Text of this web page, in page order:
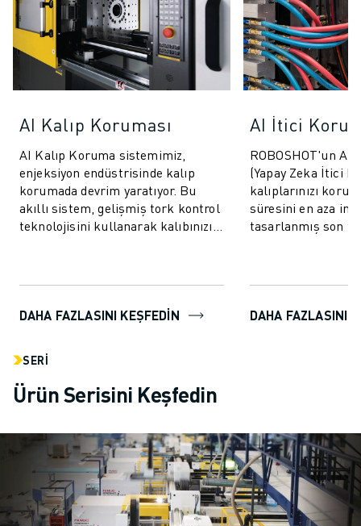
AI Kalıp Koruması
AI Kalıp Koruma sistemimiz,
enjeksiyon endüstrisinde kalıp
korumada devrim yaratıyor. Bu
akıllı sistem, gelişmiş tork kontrol
teknolojisini kullanarak kalıbınızı
DAHA FAZLASINI KEŞFEDİN
AI İtici
ROBOSHOT'un
(Yapay Zeka İtici
kalıplarınızı
süresini en aza
tasarlanmış son
DAHA FAZLASINI
SERI
Ürün Serisini Keşfedin